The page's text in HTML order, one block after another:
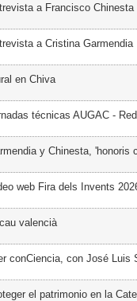
a Francisco Chinesta
a Cristina Garmendia
en Chiva
técnicas AUGAC -
y Chinesta, 'honoris
web Fira dels Invents
valencià
conCiencia, con José Luis
el patrimonio en la